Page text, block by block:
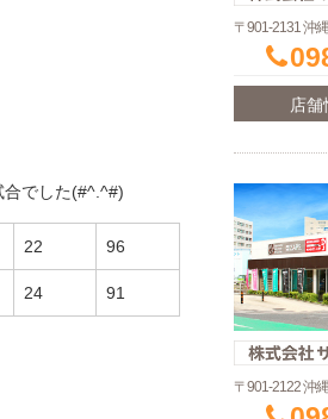
合でした(#^.^#)
22 96
24 91
〒901-2131 沖
店舗
〒901-2122 沖